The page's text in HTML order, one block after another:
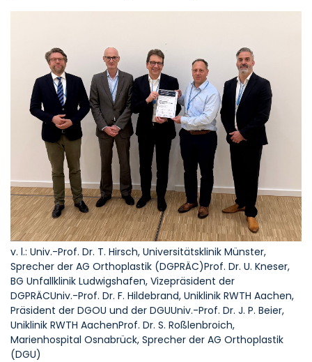
v. l.: Univ.-Prof. Dr. T. Hirsch, Universitätsklinik Münster,
Sprecher der AG Orthoplastik (DGPRÄC)Prof. Dr. U. Kneser,
BG Unfallklinik Ludwigshafen, Vizepräsident der
DGPRÄCUniv.-Prof. Dr. F. Hildebrand, Uniklinik RWTH Aachen,
Präsident der DGOU und der DGUUniv.-Prof. Dr. J. P. Beier,
Uniklinik RWTH AachenProf. Dr. S. Roßlenbroich,
Marienhospital Osnabrück, Sprecher der AG Orthoplastik
(DGU)